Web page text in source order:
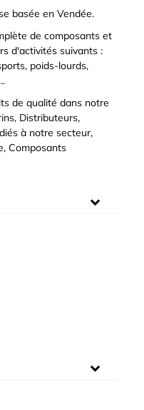
basée en Vendée.
de composants et
d'activités suivants :
poids-lourds,
de qualité dans notre
Distributeurs,
à notre secteur,
Composants